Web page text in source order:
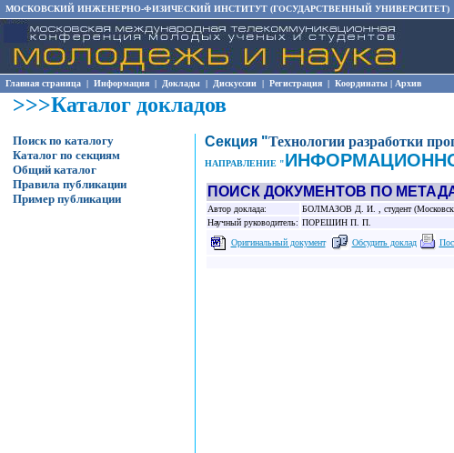
МОСКОВСКИЙ ИНЖЕНЕРНО-ФИЗИЧЕСКИЙ ИНСТИТУТ (ГОСУДАРСТВЕННЫЙ УНИВЕРСИТЕТ)
Главная страница | Информация | Доклады | Дискуссии | Регистрация | Координаты | Архив
>>>Каталог докладов
Поиск по каталогу
Каталог по секциям
Общий каталог
Правила публикации
Пример публикации
Секция "Технологии разработки
НАПРАВЛЕНИЕ "
ПОИСК ДОКУМЕНТОВ ПО
Автор доклада:
БОЛМАЗОВ Д. И. , студент (Московский
Научный руководитель: ПОРЕШИН П. П.
Оригинальный документ
Обсудить доклад